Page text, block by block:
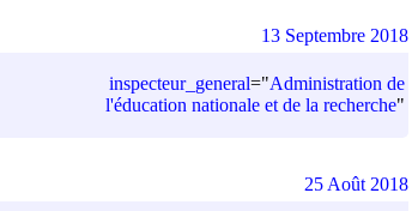
inspecteur_general="Administration de
l'éducation nationale et de la recherche"
13 Septembre 2018
25 Août 2018